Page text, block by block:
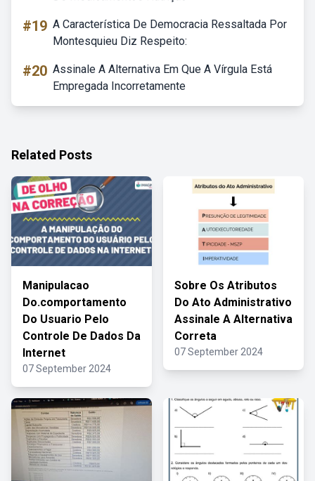
#19 A Característica De Democracia Ressaltada Por
Montesquieu Diz Respeito:
#20 Assinale A Alternativa Em Que A Vírgula Está
Empregada Incorretamente
Related Posts
Manipulacao
Do.comportamento
Do Usuario Pelo
Controle De Dados Da
Internet
07 September 2024
Sobre Os Atributos
Do Ato Administrativo
Assinale A Alternativa
Correta
07 September 2024